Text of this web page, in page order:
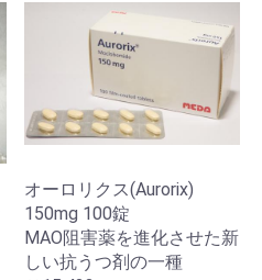
オーロリクス(Aurorix)
150mg 100錠
MAO阻害薬を進化させた新
しい抗うつ剤の一種